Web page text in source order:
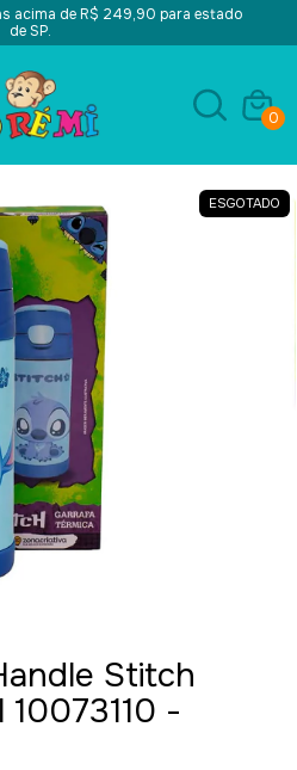
acima de R$ 249,90 para estado
de SP.
0
ESGOTADO
Stitch
-